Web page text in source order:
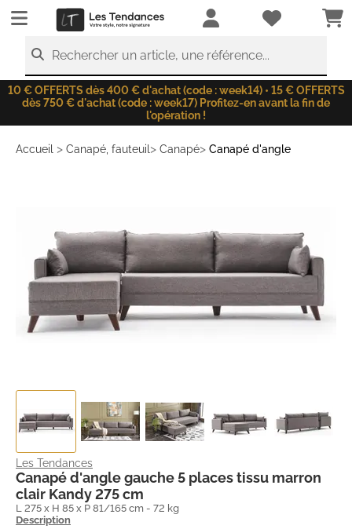
LesTendances.fr
Rechercher un article, une référence...
10 € OFFERTS dès 400 € d'achat (code : week14) • 15 € OFFERTS
dès 750 € d'achat (code : week17) Profitez-en avant la fin de
l'opération !
Accueil > Canapé, fauteuil > Canapé> Canapé d'angle
Les Tendances
Canapé d'angle gauche 5 places tissu marron
clair Kandy 275 cm
L 275 x H 85 x P 81/165 cm - 72 kg
Description